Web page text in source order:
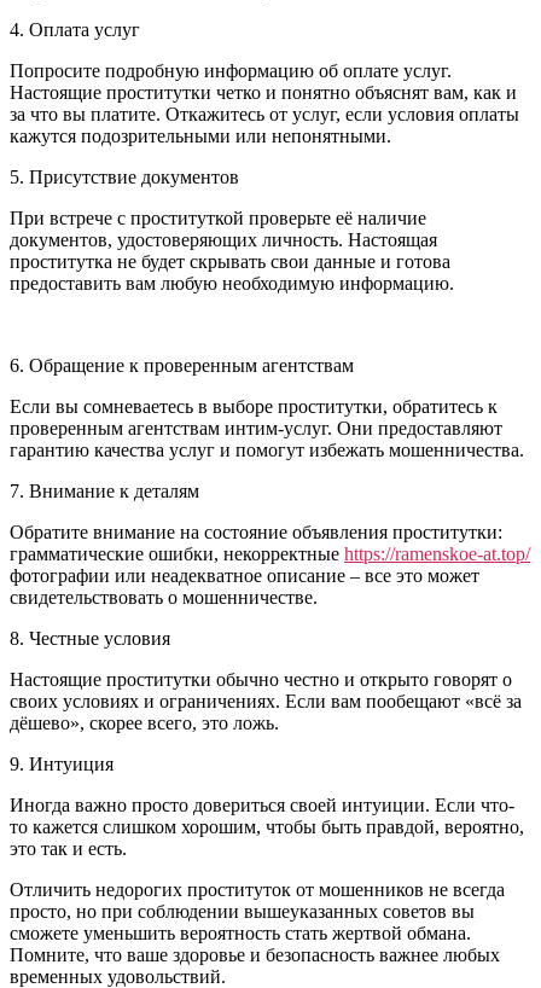
4. Оплата услуг
Попросите подробную информацию об оплате услуг.
Настоящие проститутки четко и понятно объяснят вам, как и
за что вы платите. Откажитесь от услуг, если условия оплаты
кажутся подозрительными или непонятными.
5. Присутствие документов
При встрече с проституткой проверьте её наличие
документов, удостоверяющих личность. Настоящая
проститутка не будет скрывать свои данные и готова
предоставить вам любую необходимую информацию.
6. Обращение к проверенным агентствам
Если вы сомневаетесь в выборе проститутки, обратитесь к
проверенным агентствам интим-услуг. Они предоставляют
гарантию качества услуг и помогут избежать мошенничества.
7. Внимание к деталям
Обратите внимание на состояние объявления проститутки:
грамматические ошибки, некорректные https://ramenskoe-at.top/
фотографии или неадекватное описание – все это может
свидетельствовать о мошенничестве.
8. Честные условия
Настоящие проститутки обычно честно и открыто говорят о
своих условиях и ограничениях. Если вам пообещают «всё за
дёшево», скорее всего, это ложь.
9. Интуиция
Иногда важно просто довериться своей интуиции. Если что-
то кажется слишком хорошим, чтобы быть правдой, вероятно,
это так и есть.
Отличить недорогих проституток от мошенников не всегда
просто, но при соблюдении вышеуказанных советов вы
сможете уменьшить вероятность стать жертвой обмана.
Помните, что ваше здоровье и безопасность важнее любых
временных удовольствий.